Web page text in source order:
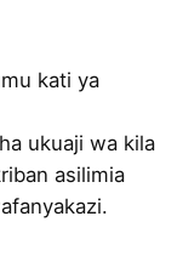
kati ya
ukuaji wa kila
asilimia